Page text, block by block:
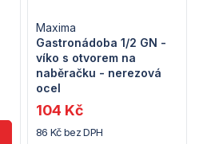
Gastronádoba 1/2 GN -
víko s otvorem na
naběračku - nerezová
ocel
Maxima
86 Kč bez DPH
104 Kč